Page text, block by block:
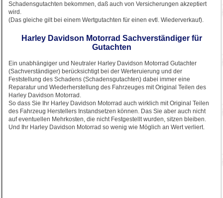
Schadensgutachten bekommen, daß auch von Versicherungen akzeptiert
wird.
(Das gleiche gilt bei einem Wertgutachten für einen evtl. Wiederverkauf).
Harley Davidson Motorrad Sachverständiger für
Gutachten
Ein unabhängiger und Neutraler Harley Davidson Motorrad Gutachter
(Sachverständiger) berücksichtigt bei der Werteruierung und der
Feststellung des Schadens (Schadensgutachten) dabei immer eine
Reparatur und Wiederherstellung des Fahrzeuges mit Original Teilen des
Harley Davidson Motorrad.
So dass Sie Ihr Harley Davidson Motorrad auch wirklich mit Original Teilen
des Fahrzeug Herstellers Instandsetzen können. Das Sie aber auch nicht
auf eventuellen Mehrkosten, die nicht Festgestellt wurden, sitzen bleiben.
Und Ihr Harley Davidson Motorrad so wenig wie Möglich an Wert verliert.